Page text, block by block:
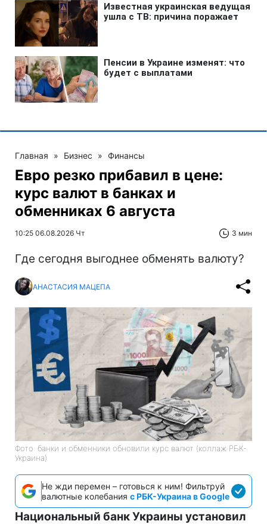
Главная » Бизнес » Финансы
Евро резко прибавил в цене:
курс валют в банках и
обменниках 6 августа
10:25 06.08.2026 Чт 3 мин
Где сегодня выгоднее обменять валюту?
АНАСТАСИЯ МАЦЕПА
Фото: банки и обменники обновили курс валют (коллаж РБК-
Украина)
Не жди перемен – готовься к ним! Фильтруй
валютные колебания с РБК-Украина в Google
Национальный банк Украины установил